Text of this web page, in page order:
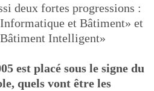
deux fortes progressions :
et Bâtiment» et
Intelligent»
est placé sous le signe du
quels vont être les